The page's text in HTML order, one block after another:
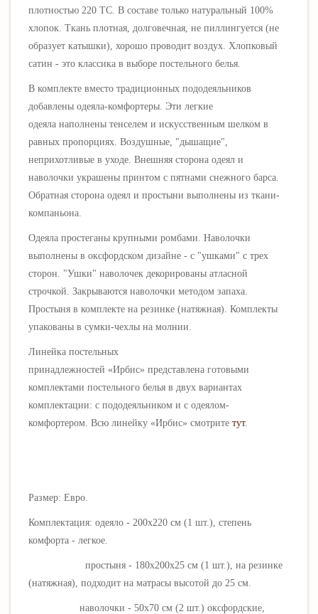
плотностью 220 ТС. В составе только натуральный 100%
хлопок. Ткань плотная, долговечная, не пиллингуется (не
образует катышки), хорошо проводит воздух. Хлопковый
сатин - это классика в выборе постельного белья.
В комплекте вместо традиционных пододеяльников
добавлены одеяла-комфортеры. Эти легкие
одеяла наполнены тенселем и искусственным шелком в
равных пропорциях. Воздушные, "дышащие",
неприхотливые в уходе. Внешняя сторона одеял и
наволочки украшены принтом с пятнами снежного барса.
Обратная сторона одеял и простыни выполнены из ткани-
компаньона.
Одеяла простеганы крупными ромбами. Наволочки
выполнены в оксфордском дизайне - с "ушками" с трех
сторон. "Ушки" наволочек декорированы атласной
строчкой. Закрываются наволочки методом запаха.
Простыня в комплекте на резинке (натяжная). Комплекты
упакованы в сумки-чехлы на молнии.
Линейка постельных
принадлежностей «Ирбис» представлена готовыми
комплектами постельного белья в двух вариантах
комплектации: с пододеяльником и с одеялом-
комфортером. Всю линейку «Ирбис» смотрите тут.
Размер: Евро.
Комплектация: одеяло - 200х220 см (1 шт.), степень
комфорта - легкое.
простыня - 180х200х25 см (1 шт.), на резинке
(натяжная), подходит на матрасы высотой до 25 см.
наволочки - 50х70 см (2 шт.) оксфордские,